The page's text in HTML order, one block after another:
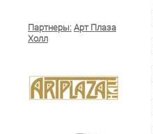
Партнеры: Арт Плаза
Холл